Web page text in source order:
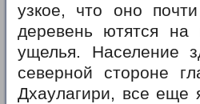
узкое, что оно
деревень ютятся на
ущелья. Население
северной стороне
Дхаулагири, все еще